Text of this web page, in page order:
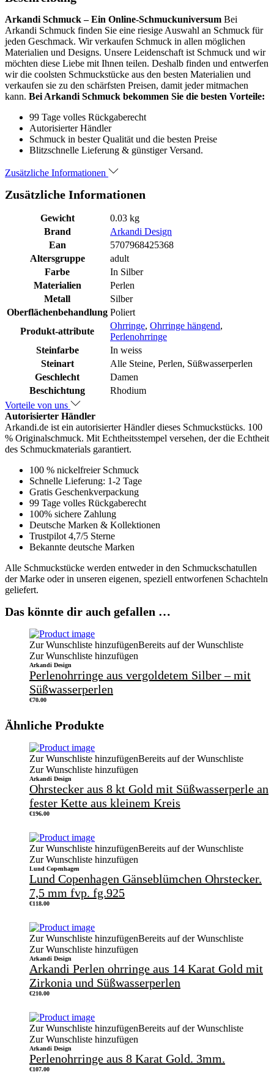
Arkandi Schmuck – Ein Online-Schmuckuniversum Bei
Arkandi Schmuck finden Sie eine riesige Auswahl an Schmuck für
jeden Geschmack. Wir verkaufen Schmuck in allen möglichen
Materialien und Designs. Unsere Leidenschaft ist Schmuck und wir
möchten diese Liebe mit Ihnen teilen. Deshalb finden und entwerfen
wir die coolsten Schmuckstücke aus den besten Materialien und
verkaufen sie zu den schärfsten Preisen, damit jeder mitmachen
kann. Bei Arkandi Schmuck bekommen Sie die besten Vorteile:
99 Tage volles Rückgaberecht
Autorisierter Händler
Schmuck in bester Qualität und die besten Preise
Blitzschnelle Lieferung & günstiger Versand.
Zusätzliche Informationen
Zusätzliche Informationen
Gewicht
0.03 kg
Brand
Arkandi Design
Ean
5707968425368
Altersgruppe
adult
Farbe
In Silber
Materialien
Perlen
Metall
Silber
Oberflächenbehandlung Poliert
Produkt-attribute
Ohrringe, Ohrringe hängend,
Perlenohrringe
Steinfarbe
In weiss
Steinart
Alle Steine, Perlen, Süßwasserperlen
Geschlecht
Damen
Beschichtung
Rhodium
Vorteile von uns
Autorisierter Händler
Arkandi.de ist ein autorisierter Händler dieses Schmuckstücks. 100
% Originalschmuck. Mit Echtheitsstempel versehen, der die Echtheit
des Schmuckmaterials garantiert.
100 % nickelfreier Schmuck
Schnelle Lieferung: 1-2 Tage
Gratis Geschenkverpackung
99 Tage volles Rückgaberecht
100% sichere Zahlung
Deutsche Marken & Kollektionen
Trustpilot 4,7/5 Sterne
Bekannte deutsche Marken
Alle Schmuckstücke werden entweder in den Schmuckschatullen
der Marke oder in unseren eigenen, speziell entworfenen Schachteln
geliefert.
Das könnte dir auch gefallen …
Zur Wunschliste hinzufügenBereits auf der Wunschliste
Zur Wunschliste hinzufügen
Arkandi Design
Perlenohrringe aus vergoldetem Silber – mit
Süßwasserperlen
€70.00
Ähnliche Produkte
Zur Wunschliste hinzufügenBereits auf der Wunschliste
Zur Wunschliste hinzufügen
Arkandi Design
Ohrstecker aus 8 kt Gold mit Süßwasserperle an
fester Kette aus kleinem Kreis
€196.00
Zur Wunschliste hinzufügenBereits auf der Wunschliste
Zur Wunschliste hinzufügen
Lund Copenhagen
Lund Copenhagen Gänseblümchen Ohrstecker.
7,5 mm fvp. fg.925
€118.00
Zur Wunschliste hinzufügenBereits auf der Wunschliste
Zur Wunschliste hinzufügen
Arkandi Design
Arkandi Perlen ohrringe aus 14 Karat Gold mit
Zirkonia und Süßwasserperlen
€210.00
Zur Wunschliste hinzufügenBereits auf der Wunschliste
Zur Wunschliste hinzufügen
Arkandi Design
Perlenohrringe aus 8 Karat Gold. 3mm.
€107.00